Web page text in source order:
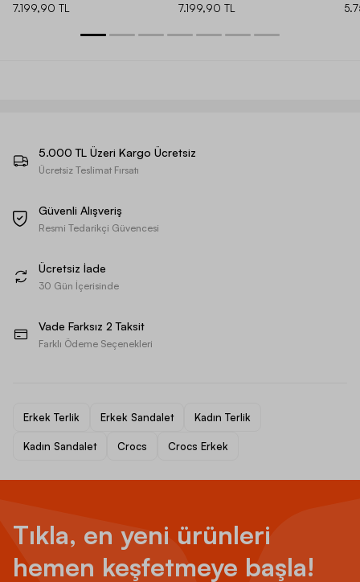
7.199,90 TL
7.199,90 TL
5.000 TL Üzeri Kargo Ücretsiz
Ücretsiz Teslimat Fırsatı
Güvenli Alışveriş
Resmi Tedarikçi Güvencesi
Ücretsiz İade
30 Gün İçerisinde
Vade Farksız 2 Taksit
Farklı Ödeme Seçenekleri
Erkek Terlik Erkek Sandalet Kadın Terlik
Kadın Sandalet Crocs Crocs Erkek
Tıkla, en yeni ürünleri
hemen keşfetmeye başla!